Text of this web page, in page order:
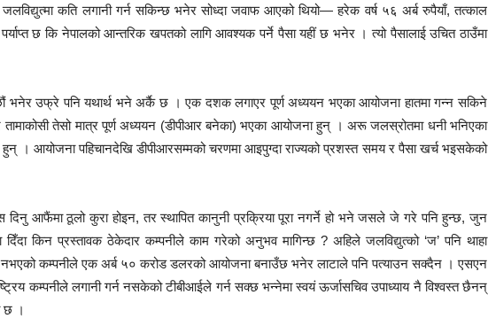
कति लगानी गर्न सकिन्छ भनेर सोध्दा जवाफ आएको थियो— हरेक वर्ष ५६ अर्ब रुपैयाँ, तत्काल
छ कि नेपालको आन्तरिक खपतको लागि आवश्यक पर्ने पैसा यहीं छ भनेर । त्यो पैसालाई उचित ठाउँमा
छौं भनेर उफ्रे पनि यथार्थ भने अर्कै छ । एक दशक लगाएर पूर्ण अध्ययन भएका आयोजना हातमा गन्न सकिने
तामाकोसी तेसो मात्र पूर्ण अध्ययन (डीपीआर बनेका) भएका आयोजना हुन् । अरू जलस्रोतमा धनी भनिएका
। आयोजना पहिचानदेखि डीपीआरसम्मको चरणमा आइपुग्दा राज्यको प्रशस्त समय र पैसा खर्च भइसकेको
दिनु आफैंमा ठूलो कुरा होइन, तर स्थापित कानुनी प्रक्रिया पूरा नगर्ने हो भने जसले जे गरे पनि हुन्छ, जुन
किन प्रस्तावक ठेकेदार कम्पनीले काम गरेको अनुभव मागिन्छ ? अहिले जलविद्युत्को ‘ज’ पनि थाहा
नभएको कम्पनीले एक अर्ब ५० करोड डलरको आयोजना बनाउँछ भनेर लाटाले पनि पत्याउन सक्दैन । एसएन
कम्पनीले लगानी गर्न नसकेको टीबीआईले गर्न सक्छ भन्नेमा स्वयं ऊर्जासचिव उपाध्याय नै विश्वस्त छैनन्
छ ।